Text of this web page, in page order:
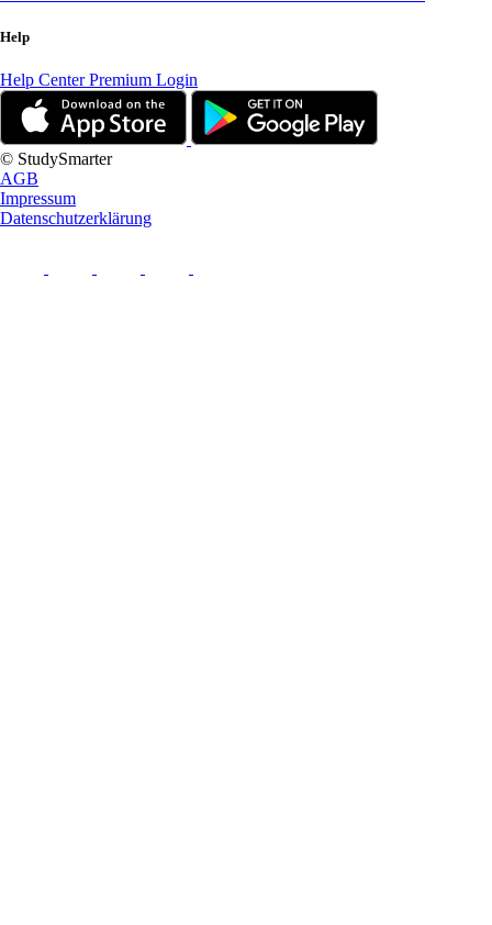
Help
Help CenterPremium Login
© StudySmarter
AGB
Impressum
Datenschutzerklärung